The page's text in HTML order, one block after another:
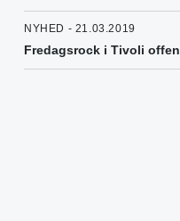
NYHED - 21.03.2019
Fredagsrock i Tivoli